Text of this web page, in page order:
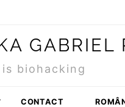
GABRIEL
biohacking
CONTACT